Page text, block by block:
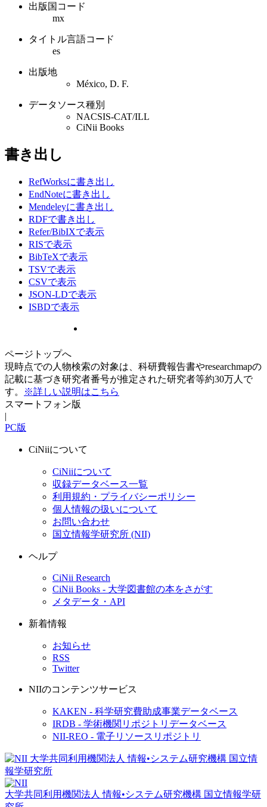
出版国コード
mx
タイトル言語コード
es
出版地
México, D. F.
データソース種別
NACSIS-CAT/ILL
CiNii Books
書き出し
RefWorksに書き出し
EndNoteに書き出し
Mendeleyに書き出し
RDFで書き出し
Refer/BibIXで表示
RISで表示
BibTeXで表示
TSVで表示
CSVで表示
JSON-LDで表示
ISBDで表示
ページトップへ
現時点での人物検索の対象は、科研費報告書やresearchmapの
記載に基づき研究者番号が推定された研究者等約30万人で
す。
※詳しい説明はこちら
スマートフォン版
|
PC版
CiNiiについて
CiNiiについて
収録データベース一覧
利用規約・プライバシーポリシー
個人情報の扱いについて
お問い合わせ
国立情報学研究所 (NII)
ヘルプ
CiNii Research
CiNii Books - 大学図書館の本をさがす
メタデータ・API
新着情報
お知らせ
RSS
Twitter
NIIのコンテンツサービス
KAKEN - 科学研究費助成事業データベース
IRDB - 学術機関リポジトリデータベース
NII-REO - 電子リソースリポジトリ
大学共同利用機関法人 情報•システム研究機構 国立情報学研